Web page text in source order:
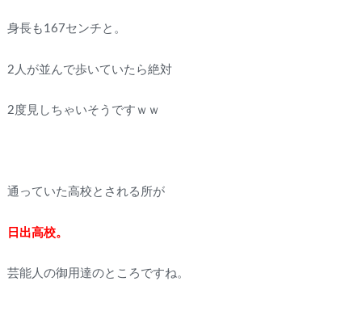
身長も167センチと。
2人が並んで歩いていたら絶対
2度見しちゃいそうですｗｗ
通っていた高校とされる所が
日出高校。
芸能人の御用達のところですね。